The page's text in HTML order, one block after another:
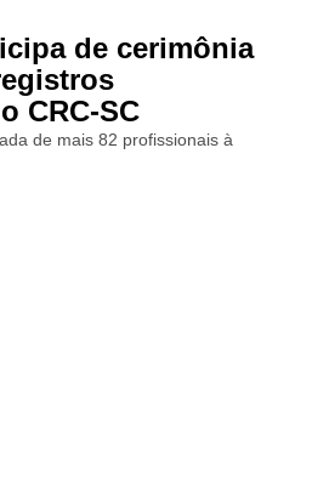
de cerimônia
CRC-SC
de mais 82 profissionais à